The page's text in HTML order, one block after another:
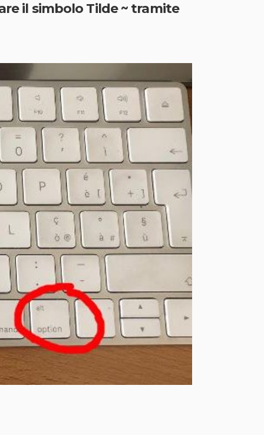
il simbolo Tilde ~ tramite